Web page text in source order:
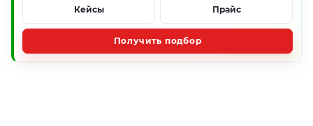
Кейсы Прайс
Получить подбор